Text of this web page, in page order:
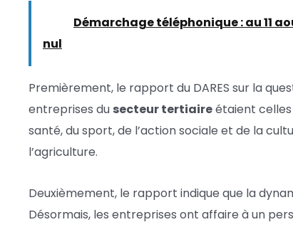
Démarchage téléphonique : au 11
nul
Premièrement, le rapport du DARES sur la
entreprises du secteur tertiaireétaient celles
santé, du sport, de l’action sociale et de la
l’agriculture.
Deuxièmement, le rapport indique que la
Désormais, les entreprises ont affaire à un